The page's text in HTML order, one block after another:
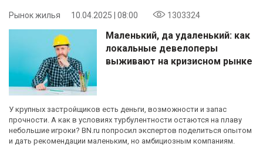
Рынок жилья 10.04.2025 | 08:00 1303324
Маленький, да удаленький: как
локальные девелоперы
выживают на кризисном рынке
У крупных застройщиков есть деньги, возможности и запас
прочности. А как в условиях турбулентности остаются на плаву
небольшие игроки? BN.ru попросил экспертов поделиться опытом
и дать рекомендации маленьким, но амбициозным компаниям.